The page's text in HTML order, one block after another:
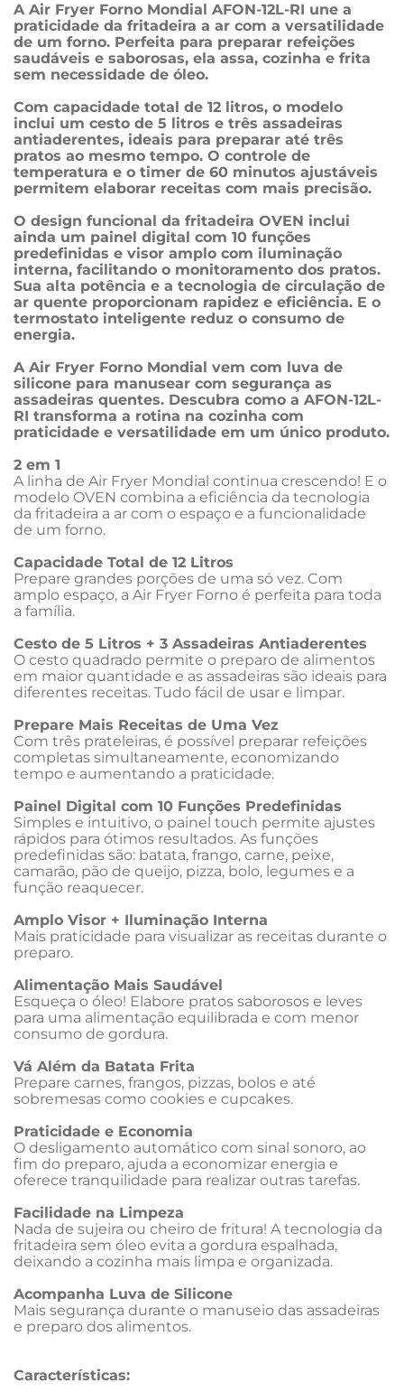
A Air Fryer Forno Mondial AFON-12L-RI une a
praticidade da fritadeira a ar com a versatilidade
de um forno. Perfeita para preparar refeições
saudáveis e saborosas, ela assa, cozinha e frita
sem necessidade de óleo.
Com capacidade total de 12 litros, o modelo
inclui um cesto de 5 litros e três assadeiras
antiaderentes, ideais para preparar até três
pratos ao mesmo tempo. O controle de
temperatura e o timer de 60 minutos ajustáveis
permitem elaborar receitas com mais precisão.
O design funcional da fritadeira OVEN inclui
ainda um painel digital com 10 funções
predefinidas e visor amplo com iluminação
interna, facilitando o monitoramento dos pratos.
Sua alta potência e a tecnologia de circulação de
ar quente proporcionam rapidez e eficiência. E o
termostato inteligente reduz o consumo de
energia.
A Air Fryer Forno Mondial vem com luva de
silicone para manusear com segurança as
assadeiras quentes. Descubra como a AFON-12L-
RI transforma a rotina na cozinha com
praticidade e versatilidade em um único produto.
2 em 1
A linha de Air Fryer Mondial continua crescendo! E o
modelo OVEN combina a eficiência da tecnologia
da fritadeira a ar com o espaço e a funcionalidade
de um forno.
Capacidade Total de 12 Litros
Prepare grandes porções de uma só vez. Com
amplo espaço, a Air Fryer Forno é perfeita para toda
a família.
Cesto de 5 Litros + 3 Assadeiras Antiaderentes
O cesto quadrado permite o preparo de alimentos
em maior quantidade e as assadeiras são ideais para
diferentes receitas. Tudo fácil de usar e limpar.
Prepare Mais Receitas de Uma Vez
Com três prateleiras, é possível preparar refeições
completas simultaneamente, economizando
tempo e aumentando a praticidade.
Painel Digital com 10 Funções Predefinidas
Simples e intuitivo, o painel touch permite ajustes
rápidos para ótimos resultados. As funções
predefinidas são: batata, frango, carne, peixe,
camarão, pão de queijo, pizza, bolo, legumes e a
função reaquecer.
Amplo Visor + Iluminação Interna
Mais praticidade para visualizar as receitas durante o
preparo.
Alimentação Mais Saudável
Esqueça o óleo! Elabore pratos saborosos e leves
para uma alimentação equilibrada e com menor
consumo de gordura.
Vá Além da Batata Frita
Prepare carnes, frangos, pizzas, bolos e até
sobremesas como cookies e cupcakes.
Praticidade e Economia
O desligamento automático com sinal sonoro, ao
fim do preparo, ajuda a economizar energia e
oferece tranquilidade para realizar outras tarefas.
Facilidade na Limpeza
Nada de sujeira ou cheiro de fritura! A tecnologia da
fritadeira sem óleo evita a gordura espalhada,
deixando a cozinha mais limpa e organizada.
Acompanha Luva de Silicone
Mais segurança durante o manuseio das assadeiras
e preparo dos alimentos.
Características: